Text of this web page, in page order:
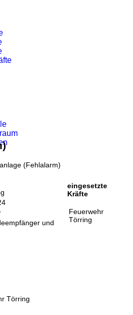
(Fehlalarm)
und
eingesetzte
Kräfte
Feuerwehr
Törring
Törring